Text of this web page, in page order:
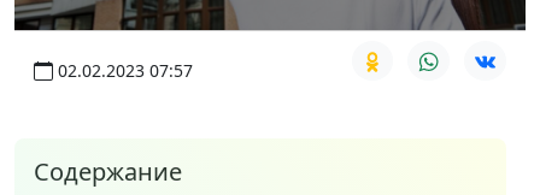
02.02.2023 07:57
Содержание